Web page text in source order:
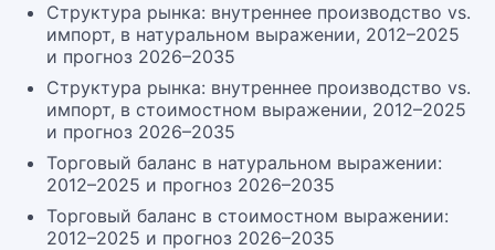
Структура рынка: внутреннее производство vs.
импорт, в натуральном выражении, 2012–2025
и прогноз 2026–2035
Структура рынка: внутреннее производство vs.
импорт, в стоимостном выражении, 2012–2025
и прогноз 2026–2035
Торговый баланс в натуральном выражении:
2012–2025 и прогноз 2026–2035
Торговый баланс в стоимостном выражении:
2012–2025 и прогноз 2026–2035